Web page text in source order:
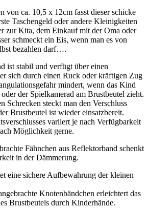
von ca. 10,5 x 12cm fasst dieser schicke
Taschengeld oder andere Kleinigkeiten
zur Kita, dem Einkauf mit der Oma oder
schmeckt ein Eis, wenn man es von
bezahlen darf….
ist stabil und verfügt über einen
sich durch einen Ruck oder kräftigen Zug
mindert, wenn das Kind
der Spielkamerad am Brustbeutel zieht.
Schrecken steckt man den Verschluss
Brustbeutel ist wieder einsatzbereit.
variiert je nach Verfügbarkeit
Möglichkeit gerne.
Fähnchen aus Reflektorband schenkt
in der Dämmerung.
eine sichere Aufbewahrung der kleinen
Knotenbändchen erleichtert das
Brustbeutels durch Kinderhände.